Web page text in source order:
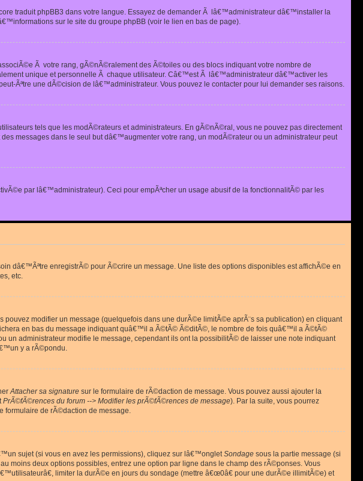
traduit phpBB3 dans votre langue. Essayez de demander Ã lâ€™administrateur dâ€™installer la
sur le site du groupe phpBB (voir le lien en bas de page).
Ã votre rang, gÃ©nÃ©ralement des Ã©toiles ou des blocs indiquant votre nombre de
unique et personnelle Ã chaque utilisateur. Câ€™est Ã lâ€™administrateur dâ€™activer les
Ãªtre une dÃ©cision de lâ€™administrateur. Vous pouvez le contacter pour lui demander ses raisons.
tels que les modÃ©rateurs et administrateurs. En gÃ©nÃ©ral, vous ne pouvez pas directement
messages dans le seul but dâ€™augmenter votre rang, un modÃ©rateur ou un administrateur peut
par lâ€™administrateur). Ceci pour empÃªcher un usage abusif de la fonctionnalitÃ© par les
dâ€™Ãªtre enregistrÃ© pour Ã©crire un message. Une liste des options disponibles est affichÃ©e en
etc.
modifier un message (quelquefois dans une durÃ©e limitÃ©e aprÃ¨s sa publication) en cliquant
en bas du message indiquant quâ€™il a Ã©tÃ© Ã©ditÃ©, le nombre de fois quâ€™il a Ã©tÃ©
administrateur modifie le message, cependant ils ont la possibilitÃ© de laisser une note indiquant
y a rÃ©pondu.
Attacher sa signature sur le formulaire de rÃ©daction de message. Vous pouvez aussi ajouter la
PrÃ©fÃ©rences du forum --> Modifier les prÃ©fÃ©rences de message). Par la suite, vous pourrez
formulaire de rÃ©daction de message.
sujet (si vous en avez les permissions), cliquez sur lâ€™ongletSondage sous la partie message (si
moins deux options possibles, entrez une option par ligne dans le champ des rÃ©ponses. Vous
limiter la durÃ©e en jours du sondage (mettre â€œ0â€ pour une durÃ©e illimitÃ©e) et